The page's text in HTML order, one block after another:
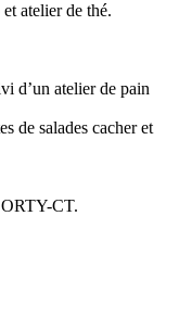
atelier de thé.
d’un atelier de pain
de salades cacher et
CT.